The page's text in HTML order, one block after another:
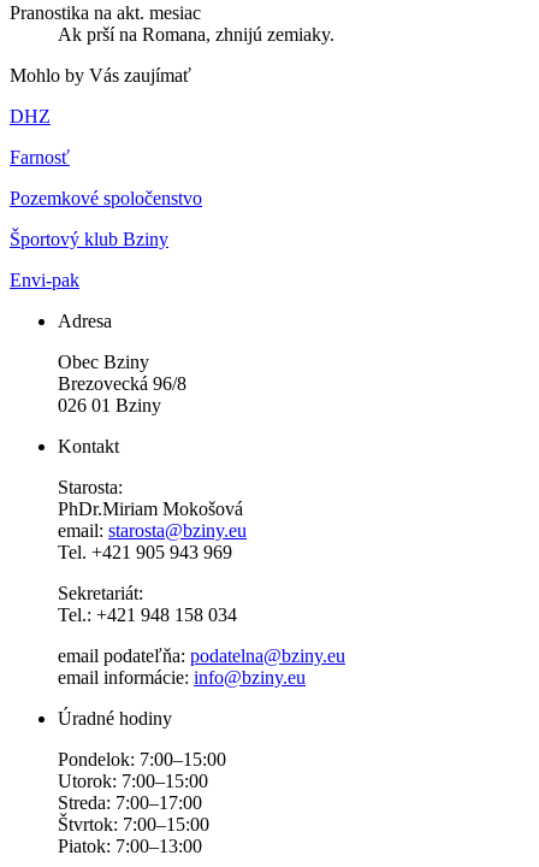
Pranostika na akt. mesiac
Ak prší na Romana, zhnijú zemiaky.
Mohlo by Vás zaujímať
DHZ
Farnosť
Pozemkové spoločenstvo
Športový klub Bziny
Envi-pak
Adresa
Obec Bziny
Brezovecká 96/8
026 01 Bziny
Kontakt
Starosta:
PhDr.Miriam Mokošová
email: starosta@bziny.eu
Tel. +421 905 943 969
Sekretariát:
Tel.: +421 948 158 034
email podateľňa: podatelna@bziny.eu
email informácie: info@bziny.eu
Úradné hodiny
Pondelok: 7:00–15:00
Utorok: 7:00–15:00
Streda: 7:00–17:00
Štvrtok: 7:00–15:00
Piatok: 7:00–13:00